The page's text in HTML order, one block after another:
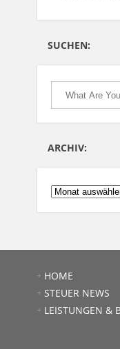
SUCHEN:
ARCHIV:
ARCHIV:
HOME
STEUER NEWS
LEISTUNGEN &